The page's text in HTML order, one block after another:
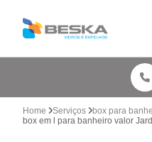
Home Serviços box para
box em l para banheiro valor